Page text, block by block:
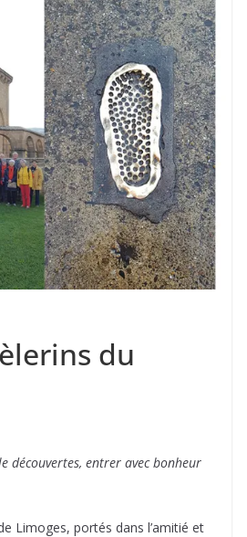
du
découvertes, entrer avec bonheur
Limoges, portés dans l’amitié et